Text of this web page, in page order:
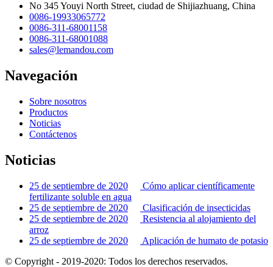
No 345 Youyi North Street, ciudad de Shijiazhuang, China
0086-19933065772
0086-311-68001158
0086-311-68001088
sales@lemandou.com
Navegación
Sobre nosotros
Productos
Noticias
Contáctenos
Noticias
25 de septiembre de 2020
Cómo aplicar científicamente
fertilizante soluble en agua
25 de septiembre de 2020
Clasificación de insecticidas
25 de septiembre de 2020
Resistencia al alojamiento del
arroz
25 de septiembre de 2020
Aplicación de humato de potasio
© Copyright - 2019-2020: Todos los derechos reservados.